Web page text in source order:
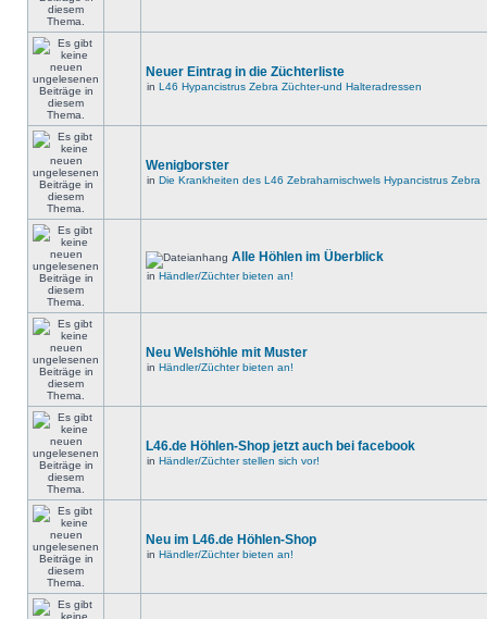
Neuer Eintrag in die Züchterliste
in L46 Hypancistrus Zebra Züchter-und Halteradressen
Wenigborster
in Die Krankheiten des L46 Zebraharnischwels Hypancistrus Zebra
Alle Höhlen im Überblick
in Händler/Züchter bieten an!
Neu Welshöhle mit Muster
in Händler/Züchter bieten an!
L46.de Höhlen-Shop jetzt auch bei facebook
in Händler/Züchter stellen sich vor!
Neu im L46.de Höhlen-Shop
in Händler/Züchter bieten an!